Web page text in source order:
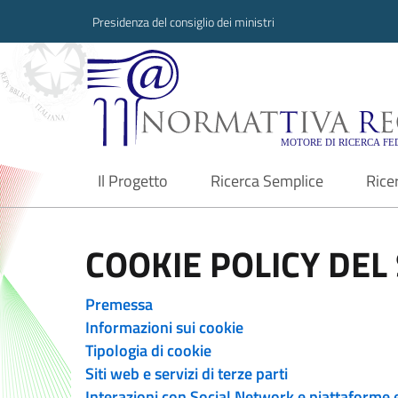
Presidenza del consiglio dei ministri
Normattiva
Il Progetto
current Ricerca Semplice
COOKIE POLICY
Premessa
Informazioni sui cookie
Tipologia di cookie
Siti web e servizi di terze parti